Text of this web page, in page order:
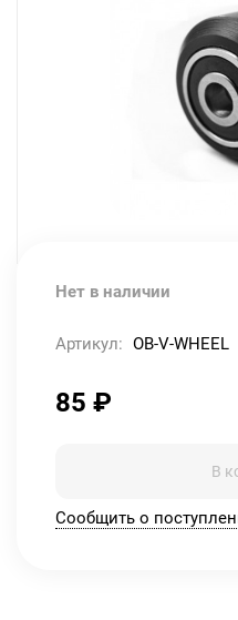
Нет в наличии
Артикул: OB-V-WHEEL
85 ₽
В
Сообщить о